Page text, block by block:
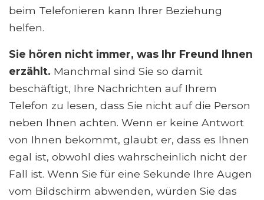
beim Telefonieren kann Ihrer Beziehung
helfen.
Sie hören nicht immer, was Ihr Freund Ihnen
erzählt. Manchmal sind Sie so damit
beschäftigt, Ihre Nachrichten auf Ihrem
Telefon zu lesen, dass Sie nicht auf die Person
neben Ihnen achten. Wenn er keine Antwort
von Ihnen bekommt, glaubt er, dass es Ihnen
egal ist, obwohl dies wahrscheinlich nicht der
Fall ist. Wenn Sie für eine Sekunde Ihre Augen
vom Bildschirm abwenden, würden Sie das